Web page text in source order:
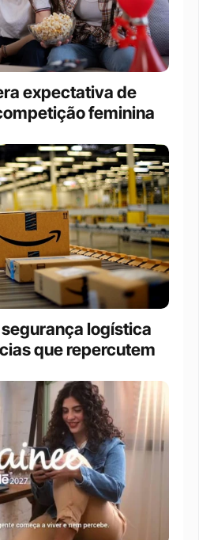
expectativa de
feminina
logística
que repercutem